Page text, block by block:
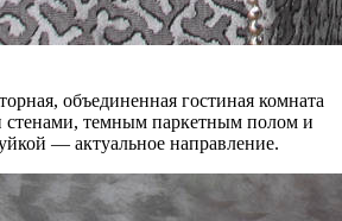
объединенная гостиная комната
стенами, темным паркетным полом и
— актуальное направление.